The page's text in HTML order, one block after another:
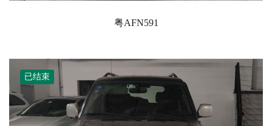
粤AFN591
已结束